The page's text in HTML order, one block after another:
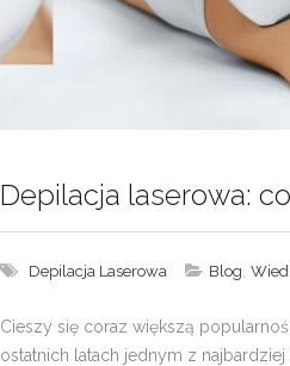
Depilacja laserowa:
Depilacja Laserowa Blog
Cieszy się coraz większą
ostatnich latach jednym z